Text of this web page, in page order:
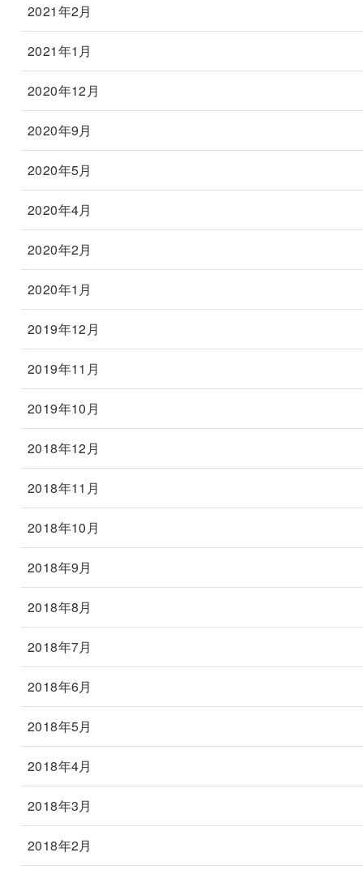
2021年2月
2021年1月
2020年12月
2020年9月
2020年5月
2020年4月
2020年2月
2020年1月
2019年12月
2019年11月
2019年10月
2018年12月
2018年11月
2018年10月
2018年9月
2018年8月
2018年7月
2018年6月
2018年5月
2018年4月
2018年3月
2018年2月